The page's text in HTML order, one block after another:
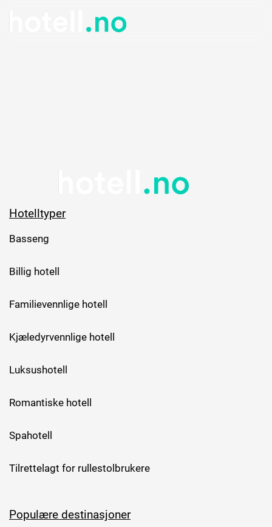
Hotelltyper
Basseng
Billig hotell
Familievennlige hotell
Kjæledyrvennlige hotell
Luksushotell
Romantiske hotell
Spahotell
Tilrettelagt for rullestolbrukere
Populære destinasjoner